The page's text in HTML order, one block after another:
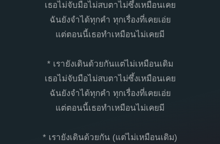
เธอไม่จับมือไม่สบตาไม่ซึ้งเหมือนเคย
ฉันยังจำได้ทุกคำ ทุกเรื่องที่เคยเอ่ย
แต่ตอนนี้เธอทำเหมือนไม่เคยมี
* เรายังเดินด้วยกันแต่ไม่เหมือนเดิม
เธอไม่จับมือไม่สบตาไม่ซึ้งเหมือนเคย
ฉันยังจำได้ทุกคำ ทุกเรื่องที่เคยเอ่ย
แต่ตอนนี้เธอทำเหมือนไม่เคยมี
* เรายังเดินด้วยกัน (แต่ไม่เหมือนเดิม)